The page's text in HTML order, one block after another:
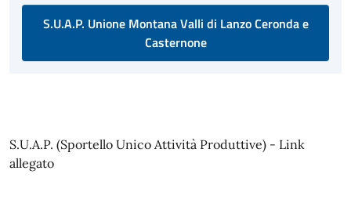
S.U.A.P. Unione Montana Valli di Lanzo Ceronda e
Casternone
S.U.A.P. (Sportello Unico Attività Produttive) - Link
allegato